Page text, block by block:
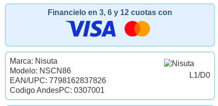
Financielo en 3, 6 y 12 cuotas con
L1/D0
Marca: Nisuta
Modelo: NSCN86
EAN/UPC: 7798162837826
Codigo AndesPC: 0307001